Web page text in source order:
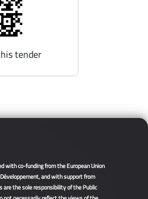
tender
with co-funding from the European Union
and with support from
the sole responsibility of the Public